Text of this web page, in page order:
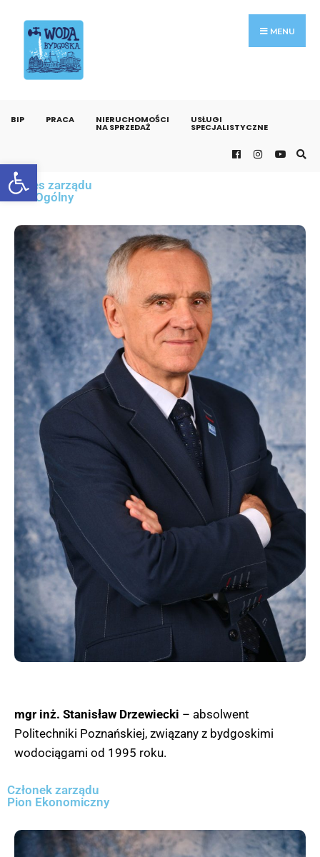
Otwórz pasek narzędzi
MENU
BIP PRACA NIERUCHOMOŚCI
NA SPRZEDAŻ
USŁUGI
SPECJALISTYCZNE
Prezes zarządu
Pion Ogólny
mgr inż. Stanisław Drzewiecki – absolwent
Politechniki Poznańskiej, związany z bydgoskimi
wodociągami od 1995 roku.
Członek zarządu
Pion Ekonomiczny